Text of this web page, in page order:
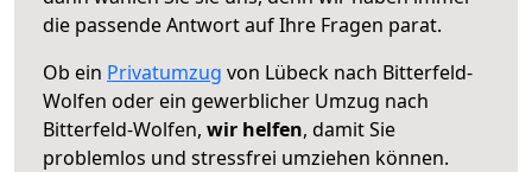
die passende Antwort auf Ihre Fragen parat.
Ob ein Privatumzug von Lübeck nach Bitterfeld-
Wolfen oder ein gewerblicher Umzug nach
Bitterfeld-Wolfen, wir helfen, damit Sie
problemlos und stressfrei umziehen können.